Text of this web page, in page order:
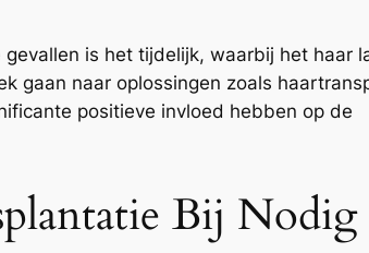
gevallen is het tijdelijk, waarbij het haar
gaan naar oplossingen zoals
positieve invloed hebben op de
Bij Nodig